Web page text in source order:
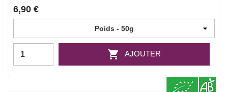
6,90 €
 AJOUTER